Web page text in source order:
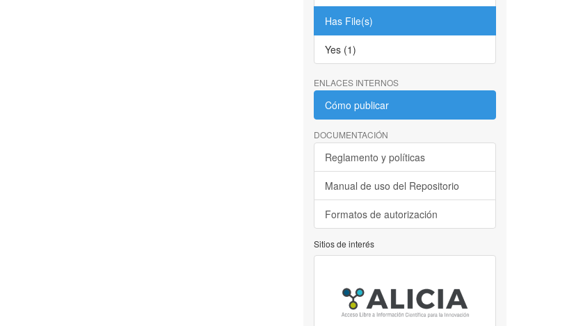
Has File(s)
Yes (1)
ENLACES INTERNOS
Cómo publicar
DOCUMENTACIÓN
Reglamento y políticas
Manual de uso del Repositorio
Formatos de autorización
Sitios de interés